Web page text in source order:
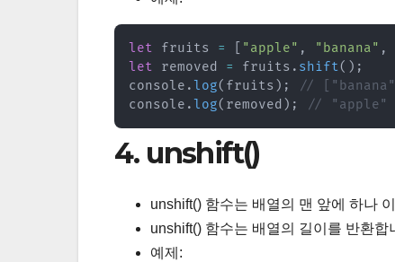
let fruits = "apple" , "banana" ,
let removed = fruits . shift( ) ;
console .log( fruits ) ;
//
console .log( removed ) ; // "apple"
4. unshift()
unshift() 함수는 배열의 맨 앞에 하나
unshift() 함수는 배열의 길이를 반환합
예제: